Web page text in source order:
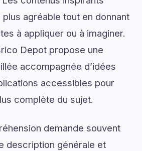
agréable tout en donnant
à appliquer ou à imaginer.
Depot propose une
accompagnée d’idées
accessibles pour
complète du sujet.
demande souvent
description générale et